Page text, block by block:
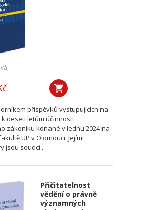
příspěvků vystupujících na
deseti letům účinnosti
zákoníku konané v lednu 2024 na
UP v Olomouci. Jejími
jsou soudci...
Přičitatelnost
vědění o právně
významných